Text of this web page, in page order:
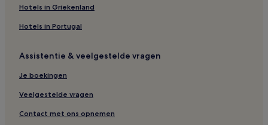
Hotels met parkeerplaatsen in Seychellen
Hotels in Assinie
Hotels in Kigali
Hotels in Dakar
Hotels in Dar es Salaam
Hotels in Kaapstad
Hotels in Griekenland
Hotels in Portugal
Assistentie & veelgestelde vragen
Je boekingen
Veelgestelde vragen
Contact met ons opnemen